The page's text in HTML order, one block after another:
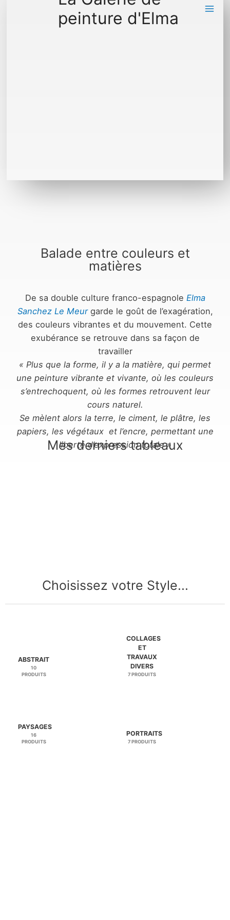
peinture d'Elma
Balade entre couleurs et
matières
De sa double culture franco-espagnole Elma
Sanchez Le Meurgarde le goût de l’exagération,
des couleurs vibrantes et du mouvement. Cette
exubérance se retrouve dans sa façon de
travailler
« Plus que la forme, il y a la matière, qui permet
une peinture vibrante et vivante, où les couleurs
s’entrechoquent, où les formes retrouvent leur
cours naturel.
Se mèlent alors la terre, le ciment, le plâtre, les
papiers, les végétaux et l’encre, permettant une
liberté d’expression totale »
Mes derniers tableaux
Choisissez votre Style...
ABSTRAIT
10
PRODUITS
COLLAGES
ET
TRAVAUX
DIVERS
7 PRODUITS
PAYSAGES
16
PRODUITS
PORTRAITS
7 PRODUITS